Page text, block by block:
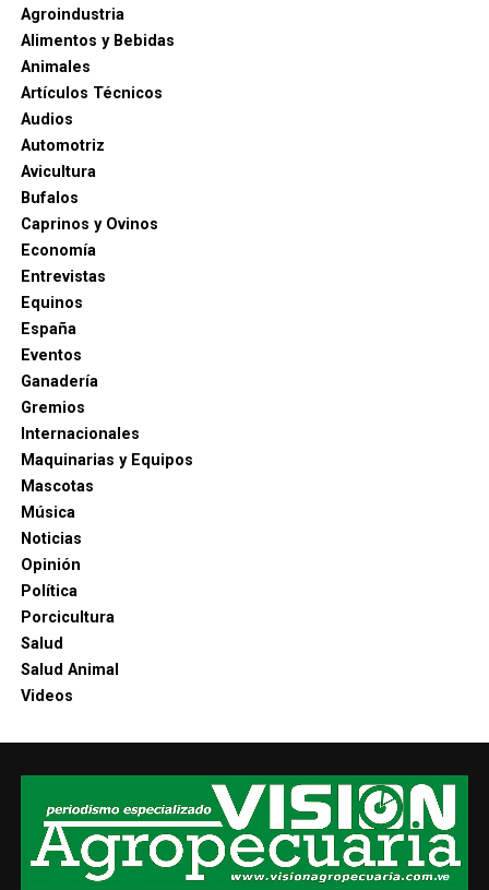
Agroindustria
Alimentos y Bebidas
Animales
Artículos Técnicos
Audios
Automotriz
Avicultura
Bufalos
Caprinos y Ovinos
Economía
Entrevistas
Equinos
España
Eventos
Ganadería
Gremios
Internacionales
Maquinarias y Equipos
Mascotas
Música
Noticias
Opinión
Política
Porcicultura
Salud
Salud Animal
Videos